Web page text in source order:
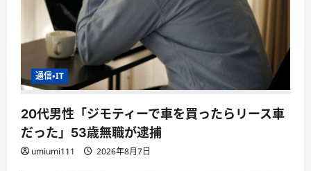
通信・IT
20代男性「ジモティーで車を買ったらリース車
だった」53歳無職が逮捕
umiumi111 2026年8月7日